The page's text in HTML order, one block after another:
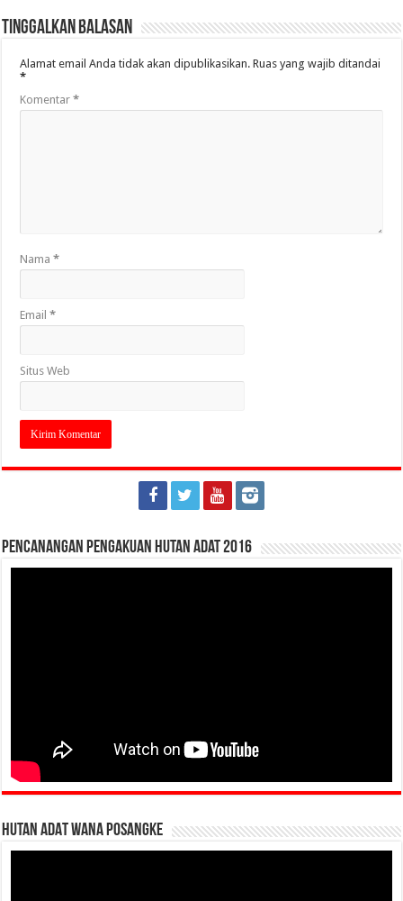
Tinggalkan Balasan
Alamat email Anda tidak akan dipublikasikan. Ruas yang wajib ditandai
*
Komentar*
Nama*
Email*
Situs Web
Pencanangan Pengakuan Hutan Adat 2016
HUTAN ADAT WANA POSANGKE